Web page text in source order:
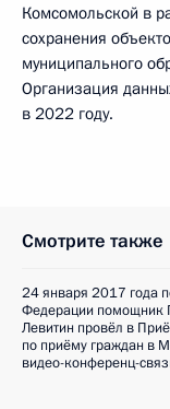
Комсомольской в
сохранения
муниципального
Организация
в 2022 году.
Смотрите также
24 января 2017 года
Федерации помощник
Левитин провёл в
по приёму граждан в
видео-конференц-